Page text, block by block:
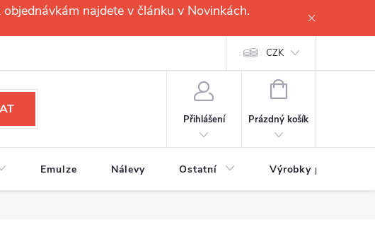
najdete v článku v Novinkách.
CZK
Přihlášení
NÁKUPNÍ
Prázdný košík
Emulze Nálevy Ostatní Výrobky pro